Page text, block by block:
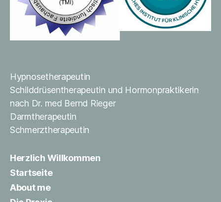
Hypnosetherapeutin
Schilddrüsentherapeutin und Hormonpraktikerin
nach Dr. med Bernd Rieger
Darmtherapeutin
Schmerztherapeutin
Herzlich Willkommen
Startseite
About me